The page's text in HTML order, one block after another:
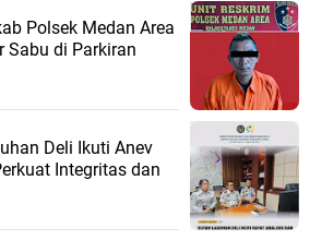
Polsek Medan Area
Sabu di Parkiran
Deli Ikuti Anev
Integritas dan